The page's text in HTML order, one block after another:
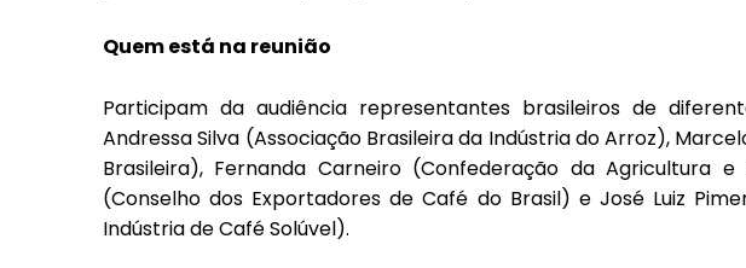
Quem está na reunião
Participam da audiência representantes brasileiros de
Andressa Silva (Associação Brasileira da Indústria do Arroz),
Brasileira), Fernanda Carneiro (Confederação da Agricultura
(Conselho dos Exportadores de Café do Brasil) e José Luiz
Indústria de Café Solúvel).